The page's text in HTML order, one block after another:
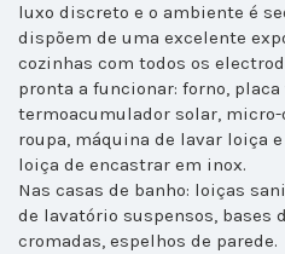
luxo discreto e o ambiente é
dispõem de uma excelente
cozinhas com todos os
pronta a funcionar: forno,
termoacumulador solar,
roupa, máquina de lavar loiça
loiça de encastrar em inox.
Nas casas de banho: loiças
de lavatório suspensos, bases
cromadas, espelhos de parede.